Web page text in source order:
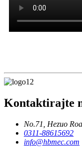
Kontaktirajte
No.71, Hezuo
0311-88615692
info@hbmec.com